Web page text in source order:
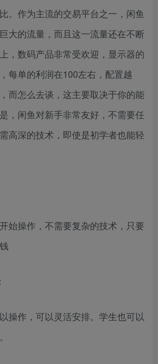
。作为主流的交易平台之一，闲鱼
大的流量，而且这一流量还在不断
，数码产品非常受欢迎，显示器的
每单的利润在100左右，配置越
而怎么去谈，这主要取决于你的能
，闲鱼对新手非常友好，不需要任
高深的技术，即使是初学者也能轻
始操作，不需要复杂的技术，只要
操作，可以灵活安排。学生也可以